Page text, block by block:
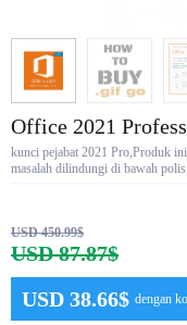
Office 2021
kunci pejabat 2021 Pro,Produk
masalah dilindungi di bawah
USD 450.99$
USD 87.87$
USD 38.66$ dengan